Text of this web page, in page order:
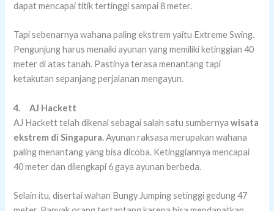
dapat mencapai titik tertinggi sampai 8 meter.
Tapi sebenarnya wahana paling ekstrem yaitu Extreme Swing.
Pengunjung harus menaiki ayunan yang memiliki ketinggian 40
meter di atas tanah. Pastinya terasa menantang tapi
ketakutan sepanjang perjalanan mengayun.
4.AJ Hackett
AJ Hackett telah dikenal sebagai salah satu sumbernya wisata
ekstrem di Singapura.Ayunan raksasa merupakan wahana
paling menantang yang bisa dicoba. Ketinggiannya mencapai
40 meter dan dilengkapi 6 gaya ayunan berbeda.
Selain itu, disertai wahan Bungy Jumping setinggi gedung 47